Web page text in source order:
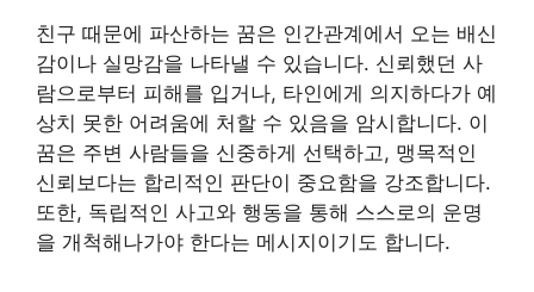
친구 때문에 파산하는 꿈은 인간관계에서 오는 배신
감이나 실망감을 나타낼 수 있습니다. 신뢰했던 사
람으로부터 피해를 입거나, 타인에게 의지하다가 예
상치 못한 어려움에 처할 수 있음을 암시합니다. 이
꿈은 주변 사람들을 신중하게 선택하고, 맹목적인
신뢰보다는 합리적인 판단이 중요함을 강조합니다.
또한, 독립적인 사고와 행동을 통해 스스로의 운명
을 개척해나가야 한다는 메시지이기도 합니다.